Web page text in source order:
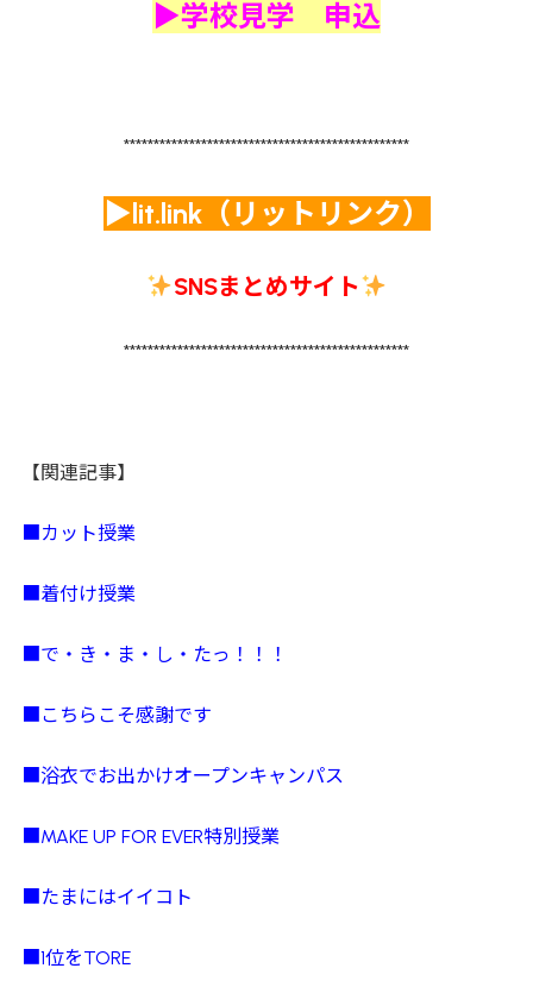
▶学校見学 申込
************************************************
▶lit.link（リットリンク）
SNSまとめサイト
************************************************
【関連記事】
■カット授業
■着付け授業
■で・き・ま・し・たっ！！！
■こちらこそ感謝です
■浴衣でお出かけオープンキャンパス
■MAKE UP FOR EVER特別授業
■たまにはイイコト
■1位をTORE